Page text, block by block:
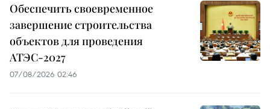
Обеспечить своевременное
завершение строительства
объектов для проведения
АТЭС-2027
07/08/2026 02:46